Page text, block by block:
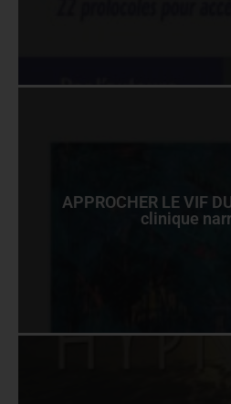
APPROCHER LE VIF
clinique